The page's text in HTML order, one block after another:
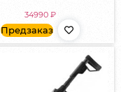
34990 ₽
Предзаказ